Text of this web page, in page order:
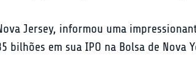
Jersey, informou uma
bilhões em sua IPO na Bolsa de